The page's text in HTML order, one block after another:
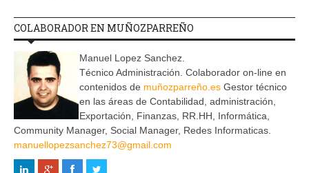
COLABORADOR EN MUÑOZPARREÑO
Manuel Lopez Sanchez.
Técnico Administración. Colaborador on-line en
contenidos de muñozparreño.es Gestor técnico
en las áreas de Contabilidad, administración,
Exportación, Finanzas, RR.HH, Informática,
Community Manager, Social Manager, Redes Informaticas.
manuellopezsanchez73@gmail.com